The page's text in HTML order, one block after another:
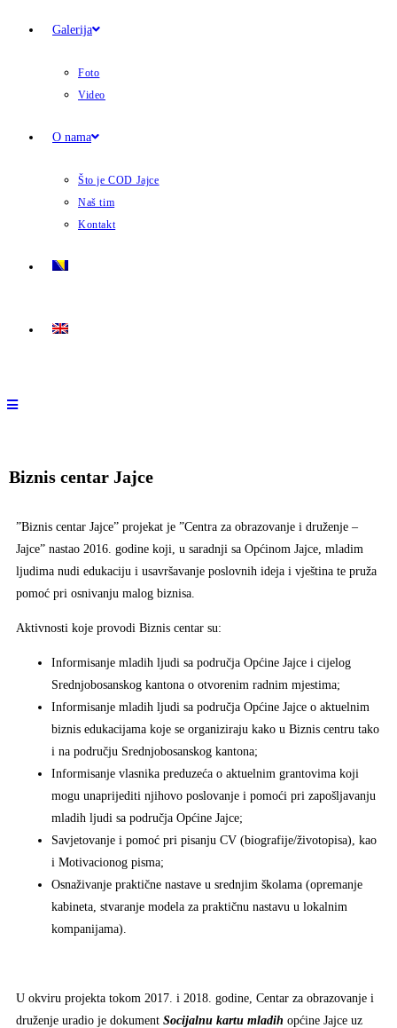
Galerija
Foto
Video
O nama
Što je COD Jajce
Naš tim
Kontakt
Biznis centar Jajce
”Biznis centar Jajce” projekat je ”Centra za obrazovanje i druženje –
Jajce” nastao 2016. godine koji, u saradnji sa Općinom Jajce, mladim
ljudima nudi edukaciju i usavršavanje poslovnih ideja i vještina te pruža
pomoć pri osnivanju malog biznisa.
Aktivnosti koje provodi Biznis centar su:
Informisanje mladih ljudi sa područja Općine Jajce i cijelog
Srednjobosanskog kantona o otvorenim radnim mjestima;
Informisanje mladih ljudi sa područja Općine Jajce o aktuelnim
biznis edukacijama koje se organiziraju kako u Biznis centru tako
i na području Srednjobosanskog kantona;
Informisanje vlasnika preduzeća o aktuelnim grantovima koji
mogu unaprijediti njihovo poslovanje i pomoći pri zapošljavanju
mladih ljudi sa područja Općine Jajce;
Savjetovanje i pomoć pri pisanju CV (biografije/životopisa), kao
i Motivacionog pisma;
Osnaživanje praktične nastave u srednjim školama (opremanje
kabineta, stvaranje modela za praktičnu nastavu u lokalnim
kompanijama).
U okviru projekta tokom 2017. i 2018. godine, Centar za obrazovanje i
druženje uradio je dokument Socijalnu kartu mladih općine Jajce uz